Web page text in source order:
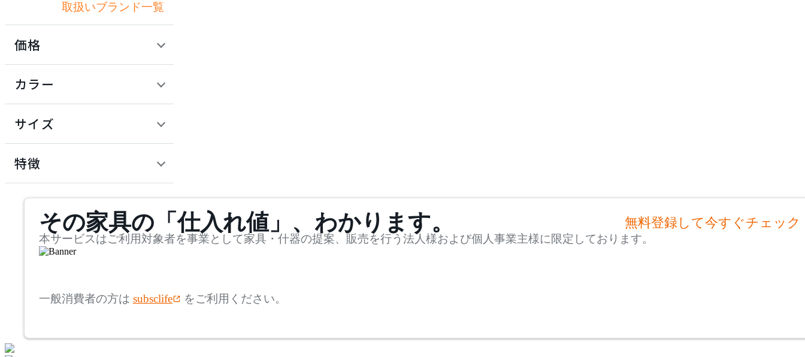
アリアケ
アルナイ
AZUMAYA
ボーコンセプト
サルファニチャーサプラ
取扱いブランド一覧
価格
カラー
サイズ
mm
検索
~
~
特徴
その家具の「仕入れ値」、わかります。 無料登録して今すぐチェック
本サービスはご利用対象者を事業として家具・什器の提案、販売を行う法人様および個人事業主様に限定しております。
一般消費者の方は subsclife をご利用ください。